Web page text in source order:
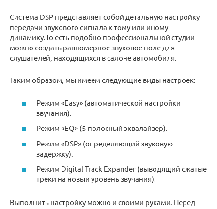
Система DSP представляет собой детальную настройку
передачи звукового сигнала к тому или иному
динамику.То есть подобно профессиональной студии
можно создать равномерное звуковое поле для
слушателей, находящихся в салоне автомобиля.
Таким образом, мы имеем следующие виды настроек:
Режим «Easy» (автоматической настройки
звучания).
Режим «EQ» (5-полосный эквалайзер).
Режим «DSP» (определяющий звуковую
задержку).
Режим Digital Track Expander (выводящий сжатые
треки на новый уровень звучания).
Выполнить настройку можно и своими руками. Перед